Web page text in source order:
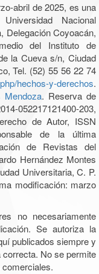
abril de 2025, es una
Nacional
Delegación Coyoacán,
del Instituto de
la Cueva s/n, Ciudad
Tel. (52) 55 56 22 74
hechos-y-derechos.
Mendoza. Reserva de
052217121400-203,
de Autor, ISSN
de la última
de Revistas del
Hernández Montes
Universitaria, C. P.
modificación: marzo
no necesariamente
Se autoriza la
publicados siempre y
No se permite